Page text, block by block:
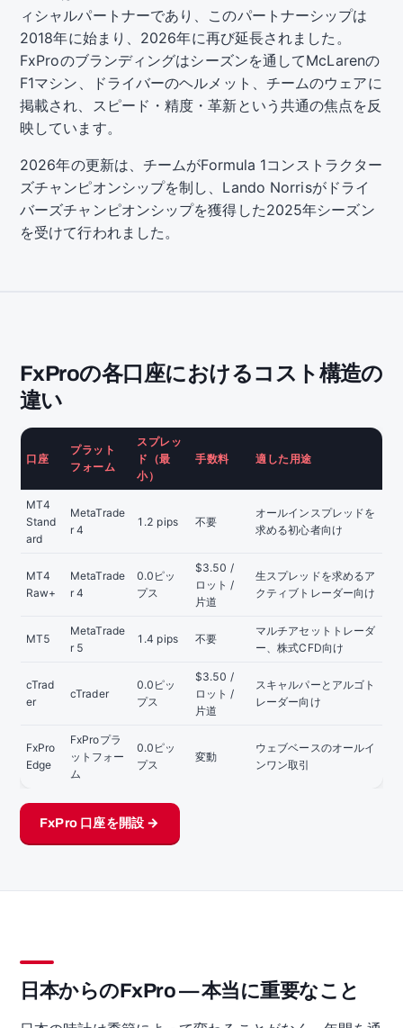
ィシャルパートナーであり、このパートナーシップは
2018年に始まり、2026年に再び延長されました。
FxProのブランディングはシーズンを通してMcLarenの
F1マシン、ドライバーのヘルメット、チームのウェアに
掲載され、スピード・精度・革新という共通の焦点を反
映しています。
2026年の更新は、チームがFormula 1コンストラクター
ズチャンピオンシップを制し、Lando Norrisがドライ
バーズチャンピオンシップを獲得した2025年シーズン
を受けて行われました。
FxProの各口座におけるコスト構造の
違い
口座
プラット
フォーム
スプレッ
ド（最
小）
手数料 適した用途
MT4
Stand
ard
MetaTrade
r 4
1.2 pips 不要
オールインスプレッドを
求める初心者向け
MT4
Raw+
MetaTrade
r 4
0.0ピッ
プス
$3.50 /
ロット /
片道
生スプレッドを求めるア
クティブトレーダー向け
MT5
MetaTrade
r 5
1.4 pips 不要
マルチアセットトレーダ
ー、株式CFD向け
cTrad
er
cTrader
0.0ピッ
プス
$3.50 /
ロット /
片道
スキャルパーとアルゴト
レーダー向け
FxPro
Edge
FxProプラ
ットフォー
ム
0.0ピッ
プス
変動
ウェブベースのオールイ
ンワン取引
FxPro 口座を開設 →
日本からのFxPro — 本当に重要なこと